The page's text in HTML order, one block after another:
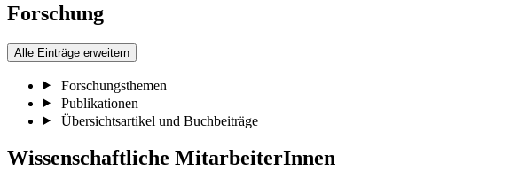
Forschung
Alle Einträge erweitern
Forschungsthemen
Publikationen
Übersichtsartikel und Buchbeiträge
Wissenschaftliche MitarbeiterInnen